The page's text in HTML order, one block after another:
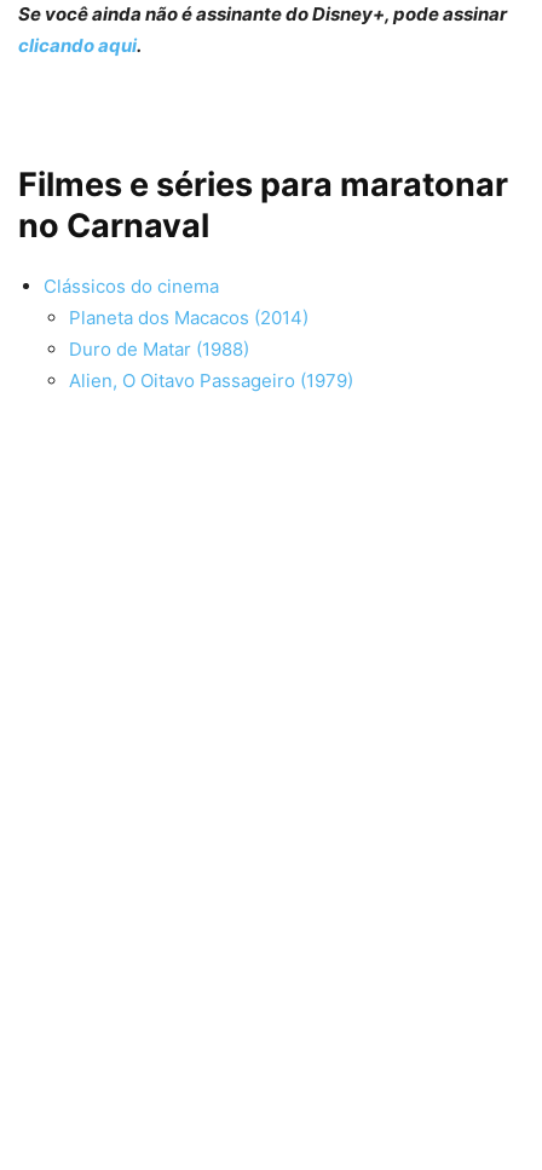
Se você ainda não é assinante do Disney+, pode assinar
clicando aqui.
Filmes e séries para maratonar
no Carnaval
Clássicos do cinema
Planeta dos Macacos (2014)
Duro de Matar (1988)
Alien, O Oitavo Passageiro (1979)